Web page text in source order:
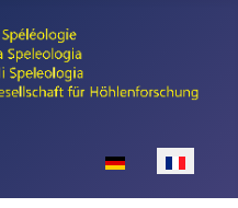
Sélectionnez